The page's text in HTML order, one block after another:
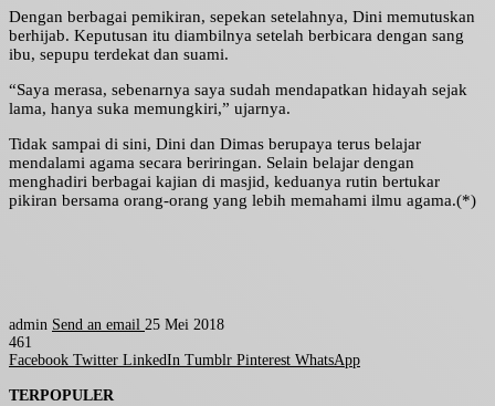
Dengan berbagai pemikiran, sepekan setelahnya, Dini memutuskan
berhijab. Keputusan itu diambilnya setelah berbicara dengan sang
ibu, sepupu terdekat dan suami.
“Saya merasa, sebenarnya saya sudah mendapatkan hidayah sejak
lama, hanya suka memungkiri,” ujarnya.
Tidak sampai di sini, Dini dan Dimas berupaya terus belajar
mendalami agama secara beriringan. Selain belajar dengan
menghadiri berbagai kajian di masjid, keduanya rutin bertukar
pikiran bersama orang-orang yang lebih memahami ilmu agama.(*)
admin Send an email 25 Mei 2018
461
Facebook Twitter LinkedIn Tumblr Pinterest WhatsApp
TERPOPULER